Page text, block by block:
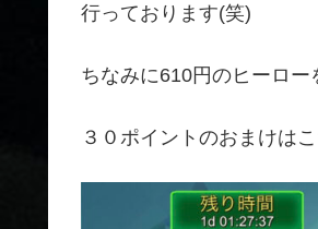
行っております(笑)
ちなみに610円のヒーロー
３０ポイントのおまけは